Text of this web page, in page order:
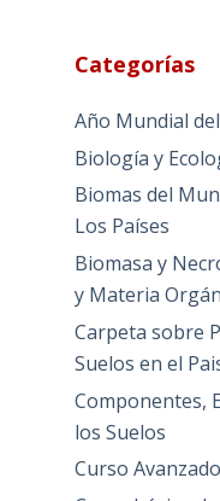
Categorías
Año Mundial
Biología y
Biomas del
Los Países
Biomasa y
y Materia
Carpeta sobre
Suelos en el
Componentes,
los Suelos
Curso